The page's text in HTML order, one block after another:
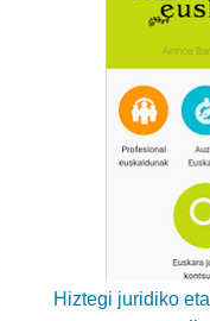
Hiztegi juridiko